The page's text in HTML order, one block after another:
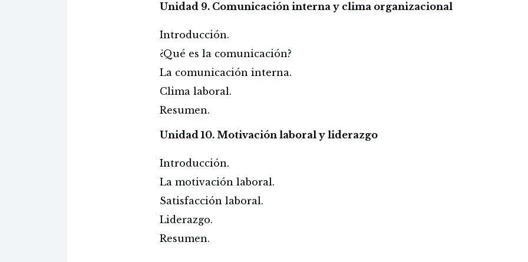
Unidad 9. Comunicación interna y clima organizacional
Introducción.
¿Qué es la comunicación?
La comunicación interna.
Clima laboral.
Resumen.
Unidad 10. Motivación laboral y liderazgo
Introducción.
La motivación laboral.
Satisfacción laboral.
Liderazgo.
Resumen.